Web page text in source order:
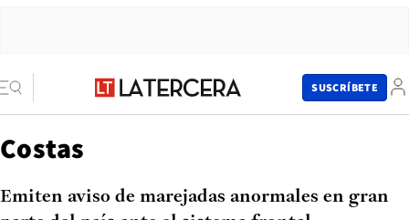
SUSCRÍBETE
Costas
Emiten aviso de marejadas anormales en gran